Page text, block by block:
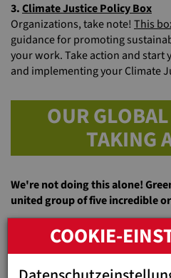
3.Climate Justice Policy Box
Organizations, take note! This
guidance for promoting
your work. Take action and
and implementing your Climate
OUR
TAKING
We're not doing this alone!
united group of five incredible
Neo Sapiens (Spain) - Check
sapiens.com
LVIA - Lay Volunteers
them atlvia.it
COOKIE-